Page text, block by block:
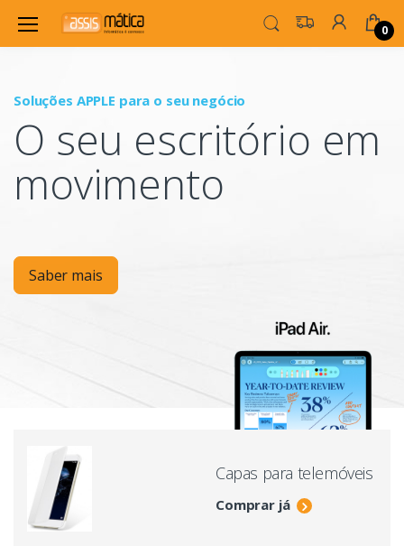
0
Soluções APPLE para o seu negócio
O seu escritório em
movimento
Saber mais
Capas para telemóveis
Comprar já